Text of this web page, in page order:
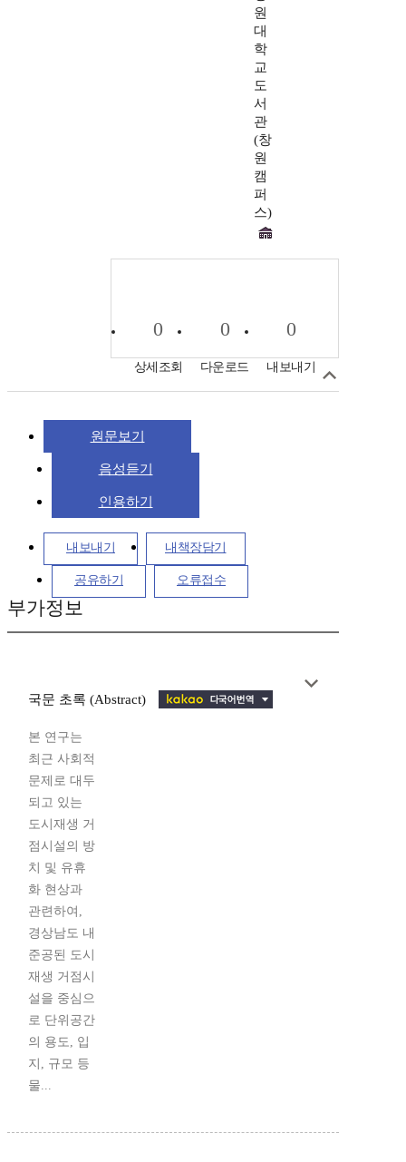
원
대
학
교
도
서
관
(창
원
캠
퍼
스)
0
상세조회
0
다운로드
0
내보내기
원문보기
음성듣기
인용하기
내보내기 내책장담기
공유하기 오류접수
부가정보
국문 초록 (Abstract)
본 연구는
최근 사회적
문제로 대두
되고 있는
도시재생 거
점시설의 방
치 및 유휴
화 현상과
관련하여,
경상남도 내
준공된 도시
재생 거점시
설을 중심으
로 단위공간
의 용도, 입
지, 규모 등
물...